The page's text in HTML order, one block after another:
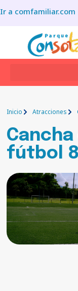
Ir a comfamiliar.com
Inicio Atracciones
Cancha
fútbol 8